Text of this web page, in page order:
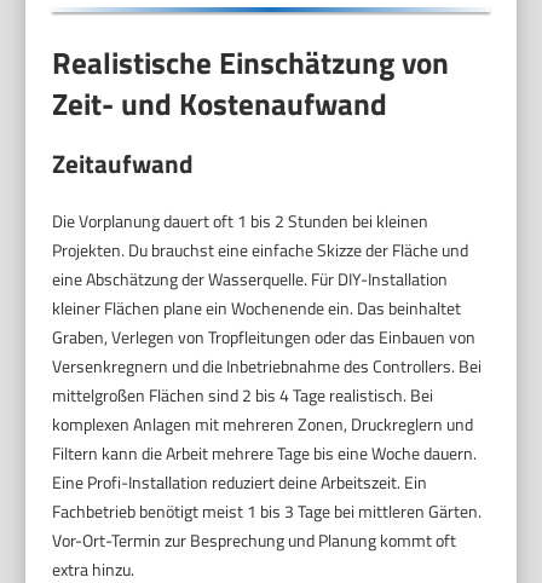
Realistische Einschätzung von
Zeit- und Kostenaufwand
Zeitaufwand
Die Vorplanung dauert oft 1 bis 2 Stunden bei kleinen
Projekten. Du brauchst eine einfache Skizze der Fläche und
eine Abschätzung der Wasserquelle. Für DIY-Installation
kleiner Flächen plane ein Wochenende ein. Das beinhaltet
Graben, Verlegen von Tropfleitungen oder das Einbauen von
Versenkregnern und die Inbetriebnahme des Controllers. Bei
mittelgroßen Flächen sind 2 bis 4 Tage realistisch. Bei
komplexen Anlagen mit mehreren Zonen, Druckreglern und
Filtern kann die Arbeit mehrere Tage bis eine Woche dauern.
Eine Profi-Installation reduziert deine Arbeitszeit. Ein
Fachbetrieb benötigt meist 1 bis 3 Tage bei mittleren Gärten.
Vor-Ort-Termin zur Besprechung und Planung kommt oft
extra hinzu.